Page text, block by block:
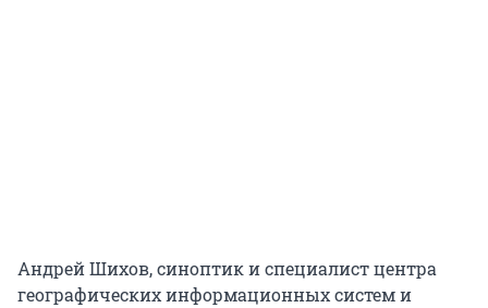
Андрей Шихов, синоптик и специалист центра
географических информационных систем и